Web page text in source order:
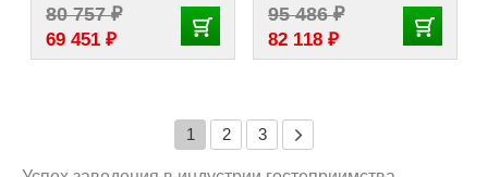
80 757₽
69 451 ₽
95 486₽
82 118 ₽
1 2 3